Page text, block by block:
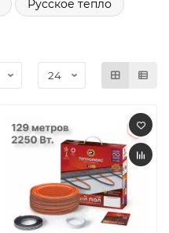
Русское тепло